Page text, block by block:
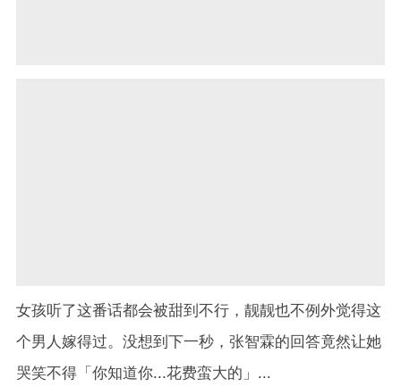
女孩听了这番话都会被甜到不行，靓靓也不例外觉得这
个男人嫁得过。没想到下一秒，张智霖的回答竟然让她
哭笑不得「你知道你...花费蛮大的」...